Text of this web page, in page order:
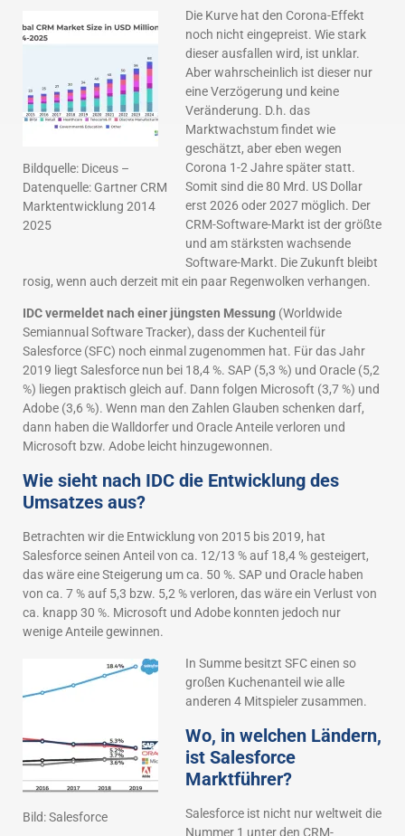
Bildquelle: Diceus –
Datenquelle: Gartner CRM
Marktentwicklung 2014
2025
Die Kurve hat den Corona-Effekt
noch nicht eingepreist. Wie stark
dieser ausfallen wird, ist unklar.
Aber wahrscheinlich ist dieser nur
eine Verzögerung und keine
Veränderung. D.h. das
Marktwachstum findet wie
geschätzt, aber eben wegen
Corona 1-2 Jahre später statt.
Somit sind die 80 Mrd. US Dollar
erst 2026 oder 2027 möglich. Der
CRM-Software-Markt ist der größte
und am stärksten wachsende
Software-Markt. Die Zukunft bleibt
rosig, wenn auch derzeit mit ein paar Regenwolken verhangen.
IDC vermeldet nach einer jüngsten Messung (Worldwide
Semiannual Software Tracker), dass der Kuchenteil für
Salesforce (SFC) noch einmal zugenommen hat. Für das Jahr
2019 liegt Salesforce nun bei 18,4 %. SAP (5,3 %) und Oracle (5,2
%) liegen praktisch gleich auf. Dann folgen Microsoft (3,7 %) und
Adobe (3,6 %). Wenn man den Zahlen Glauben schenken darf,
dann haben die Walldorfer und Oracle Anteile verloren und
Microsoft bzw. Adobe leicht hinzugewonnen.
Wie sieht nach IDC die Entwicklung des
Umsatzes aus?
Betrachten wir die Entwicklung von 2015 bis 2019, hat
Salesforce seinen Anteil von ca. 12/13 % auf 18,4 % gesteigert,
das wäre eine Steigerung um ca. 50 %. SAP und Oracle haben
von ca. 7 % auf 5,3 bzw. 5,2 % verloren, das wäre ein Verlust von
ca. knapp 30 %. Microsoft und Adobe konnten jedoch nur
wenige Anteile gewinnen.
Bild: Salesforce
In Summe besitzt SFC einen so
großen Kuchenanteil wie alle
anderen 4 Mitspieler zusammen.
Wo, in welchen Ländern,
ist Salesforce
Marktführer?
Salesforce ist nicht nur weltweit die
Nummer 1 unter den CRM-